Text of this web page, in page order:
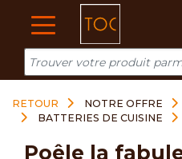
RETOUR NOTRE OFFRE
BATTERIES DE CUISINE
poêle la fabuleuse canopée
Cookies management panel